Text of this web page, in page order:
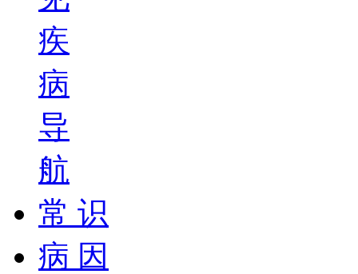
疾
病
导
航
常 识
病 因